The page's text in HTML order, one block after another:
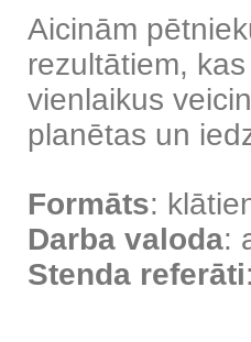
Aicinām
rezultātiem,
vienlaikus
planētas un
Formāts:
Darba valoda:
Stenda referāti